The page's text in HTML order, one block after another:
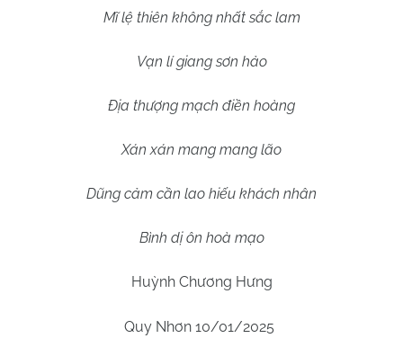
Mĩ lệ thiên không nhất sắc lam
Vạn lí giang sơn hảo
Địa thượng mạch điền hoàng
Xán xán mang mang lão
Dũng cảm cần lao hiếu khách nhân
Bình dị ôn hoà mạo
Huỳnh Chương Hưng
Quy Nhơn 10/01/2025